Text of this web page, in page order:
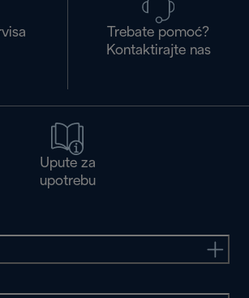
Trebate pomoć?
Kontaktirajte nas
Upute za
upotrebu